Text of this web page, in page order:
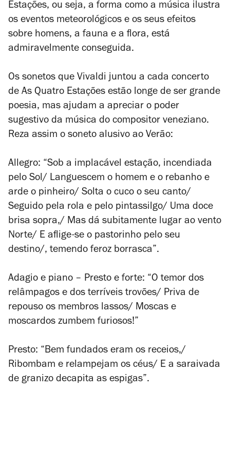
Estações, ou seja, a forma como a música ilustra
os eventos meteorológicos e os seus efeitos
sobre homens, a fauna e a flora, está
admiravelmente conseguida.
Os sonetos que Vivaldi juntou a cada concerto
de As Quatro Estações estão longe de ser grande
poesia, mas ajudam a apreciar o poder
sugestivo da música do compositor veneziano.
Reza assim o soneto alusivo ao Verão:
Allegro: “Sob a implacável estação, incendiada
pelo Sol/ Languescem o homem e o rebanho e
arde o pinheiro/ Solta o cuco o seu canto/
Seguido pela rola e pelo pintassilgo/ Uma doce
brisa sopra,/ Mas dá subitamente lugar ao vento
Norte/ E aflige-se o pastorinho pelo seu
destino/, temendo feroz borrasca”.
Adagio e piano – Presto e forte: “O temor dos
relâmpagos e dos terríveis trovões/ Priva de
repouso os membros lassos/ Moscas e
moscardos zumbem furiosos!”
Presto: “Bem fundados eram os receios,/
Ribombam e relampejam os céus/ E a saraivada
de granizo decapita as espigas”.